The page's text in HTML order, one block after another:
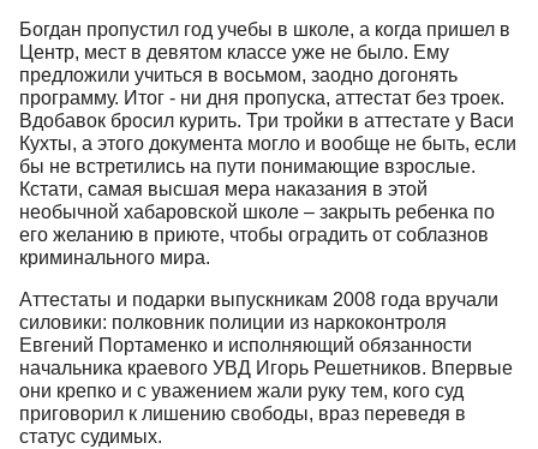
Богдан пропустил год учебы в школе, а когда пришел в
Центр, мест в девятом классе уже не было. Ему
предложили учиться в восьмом, заодно догонять
программу. Итог - ни дня пропуска, аттестат без троек.
Вдобавок бросил курить. Три тройки в аттестате у Васи
Кухты, а этого документа могло и вообще не быть, если
бы не встретились на пути понимающие взрослые.
Кстати, самая высшая мера наказания в этой
необычной хабаровской школе – закрыть ребенка по
его желанию в приюте, чтобы оградить от соблазнов
криминального мира.
Аттестаты и подарки выпускникам 2008 года вручали
силовики: полковник полиции из наркоконтроля
Евгений Портаменко и исполняющий обязанности
начальника краевого УВД Игорь Решетников. Впервые
они крепко и с уважением жали руку тем, кого суд
приговорил к лишению свободы, враз переведя в
статус судимых.